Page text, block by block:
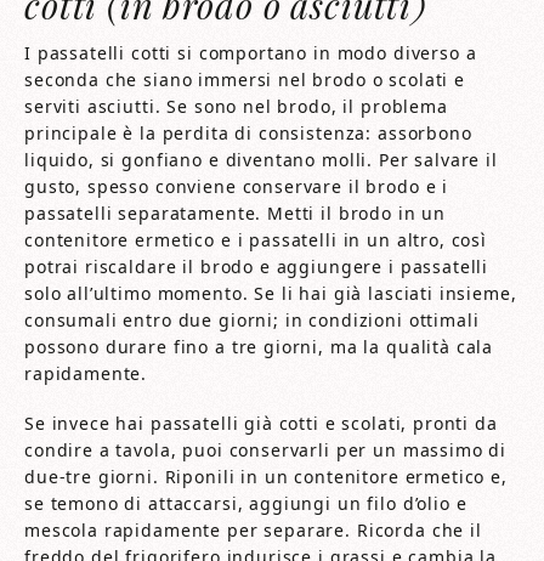
I passatelli cotti si comportano in modo diverso a
seconda che siano immersi nel brodo o scolati e
serviti asciutti. Se sono nel brodo, il problema
principale è la perdita di consistenza: assorbono
liquido, si gonfiano e diventano molli. Per salvare il
gusto, spesso conviene conservare il brodo e i
passatelli separatamente. Metti il brodo in un
contenitore ermetico e i passatelli in un altro, così
potrai riscaldare il brodo e aggiungere i passatelli
solo all’ultimo momento. Se li hai già lasciati insieme,
consumali entro due giorni; in condizioni ottimali
possono durare fino a tre giorni, ma la qualità cala
rapidamente.
Se invece hai passatelli già cotti e scolati, pronti da
condire a tavola, puoi conservarli per un massimo di
due-tre giorni. Riponili in un contenitore ermetico e,
se temono di attaccarsi, aggiungi un filo d’olio e
mescola rapidamente per separare. Ricorda che il